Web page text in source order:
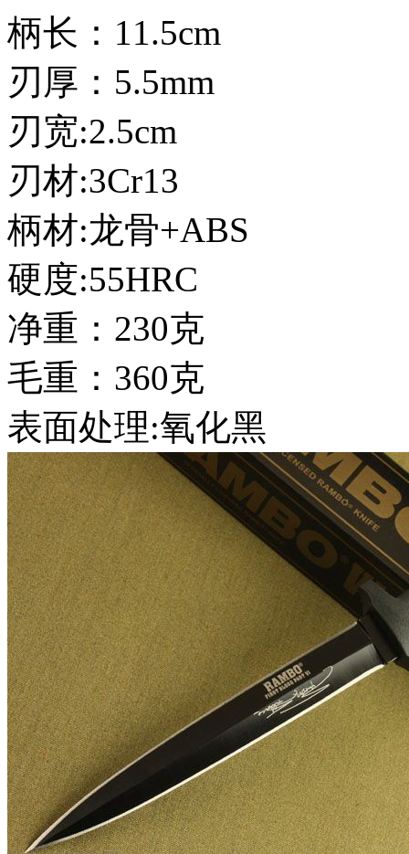
柄长：11.5cm
刃厚：5.5mm
刃宽:2.5cm
刃材:3Cr13
柄材:龙骨+ABS
硬度:55HRC
净重：230克
毛重：360克
表面处理:氧化黑